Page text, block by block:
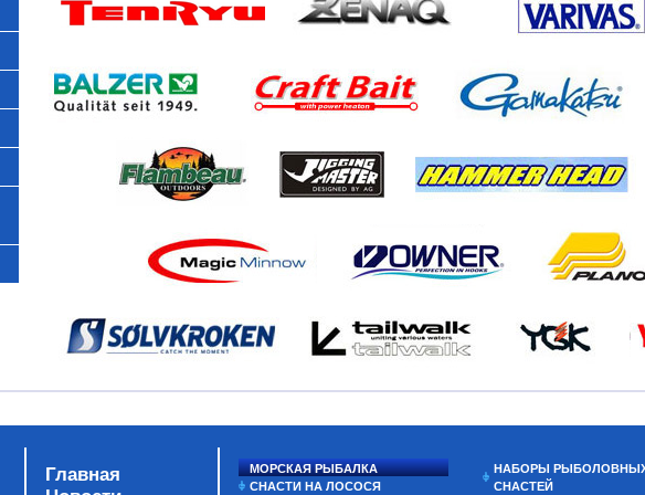
Главная
МОРСКАЯ РЫБАЛКА
СНАСТИ НА ЛОСОСЯ
НАБОРЫ
СНАСТЕЙ